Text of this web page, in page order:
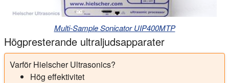
Multi-Sample Sonicator UIP400MTP
Högpresterande ultraljudsapparater
Varför Hielscher Ultrasonics?
Hög effektivitet